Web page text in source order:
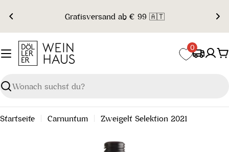
Inhalt
springen
Gratisversand ab € 99 🇦🇹
Suchen
0
Startseite Carnuntum Zweigelt Selektion 2021